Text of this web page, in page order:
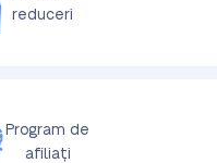
reduceri
Program de
afiliați